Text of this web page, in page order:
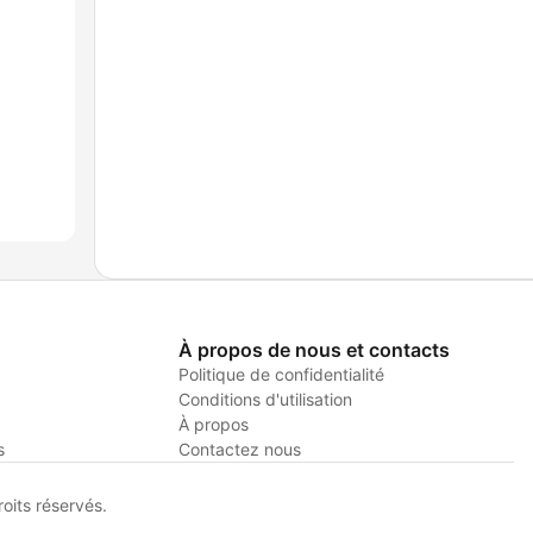
À propos de nous et contacts
Politique de confidentialité
Conditions d'utilisation
À propos
Contactez nous
réservés.